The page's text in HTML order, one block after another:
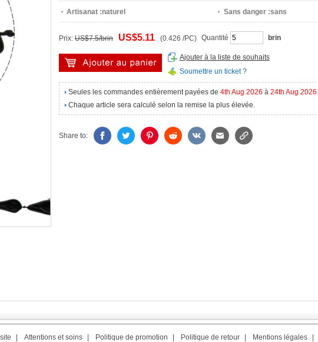
Artisanat :naturel Sans danger :sans
Prix: US$7.5/brin US$5.11 (0.426 /PC) Quantité brin
Ajouter à la liste de souhaits
Soumettre un ticket ?
Seules les commandes entièrement payées de 4th Aug 2026 à 24th Aug 2026
Chaque article sera calculé selon la remise la plus élevée.
Share to:
Attentions et soins Politique de promotion Politique de retour Mentions légales